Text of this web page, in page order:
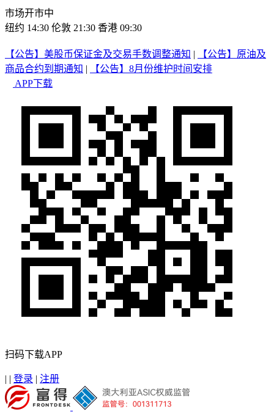
市场开市中
纽约 14:30 伦敦 21:30 香港 09:30
【公告】美股币保证金及交易手数调整通知 |
【公告】原油及
商品合约到期通知 |
【公告】8月份维护时间安排
APP下载
扫码下载APP
| | 登录 | 注册